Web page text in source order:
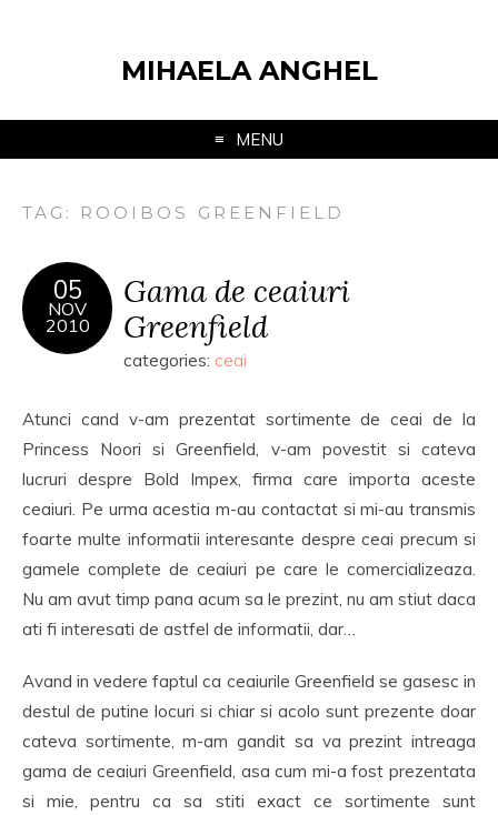
MIHAELA ANGHEL
MENU
TAG: ROOIBOS GREENFIELD
05
NOV
2010
Gama de ceaiuri
Greenfield
categories: ceai
Atunci cand v-am prezentat sortimente de ceai de la
Princess Noori si Greenfield, v-am povestit si cateva
lucruri despre Bold Impex, firma care importa aceste
ceaiuri. Pe urma acestia m-au contactat si mi-au transmis
foarte multe informatii interesante despre ceai precum si
gamele complete de ceaiuri pe care le comercializeaza.
Nu am avut timp pana acum sa le prezint, nu am stiut daca
ati fi interesati de astfel de informatii, dar…
Avand in vedere faptul ca ceaiurile Greenfield se gasesc in
destul de putine locuri si chiar si acolo sunt prezente doar
cateva sortimente, m-am gandit sa va prezint intreaga
gama de ceaiuri Greenfield, asa cum mi-a fost prezentata
si mie, pentru ca sa stiti exact ce sortimente sunt